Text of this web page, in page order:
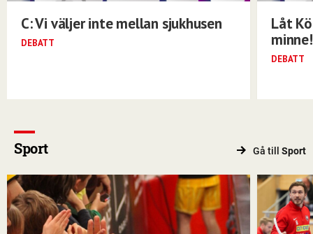
C: Vi väljer inte mellan sjukhusen
DEBATT
Låt
minne!
DEBATT
Sport Gå till Sport